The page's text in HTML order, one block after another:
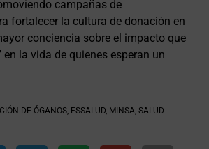
campañas de
fortalecer la cultura de donación en
conciencia sobre el impacto que
en la vida de quienes esperan un
DE ÓGANOS ESSALUD MINSA SALUD